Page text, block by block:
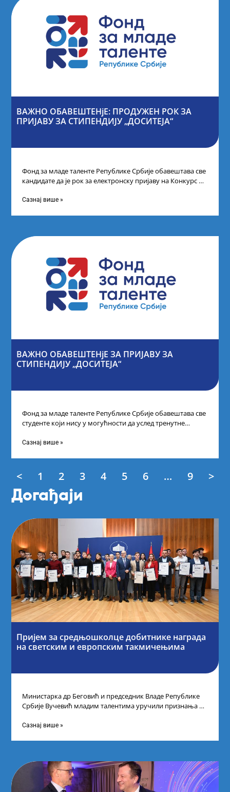
ВАЖНО ОБАВЕШТЕНјЕ: ПРОДУЖЕН РОК ЗА
ПРИЈАВУ ЗА СТИПЕНДИЈУ „ДОСИТЕЈА“
Фонд за младе таленте Републике Србије обавештава све
кандидате да је рок за електронску пријаву на Конкурс за
Сазнај више »
ВАЖНО ОБАВЕШТЕНјЕ ЗА ПРИЈАВУ ЗА
СТИПЕНДИЈУ „ДОСИТЕЈА“
Фонд за младе таленте Републике Србије обавештава све
студенте који нису у могућности да услед тренутне
Сазнај више »
< 1 2 3 4 5 6 … 9 >
Догађаји
Пријем за средњошколце добитнике награда
на светским и европским такмичењима
Министарка др Беговић и председник Владе Републике
Србије Вучевић младим талентима уручили признања У
Сазнај више »